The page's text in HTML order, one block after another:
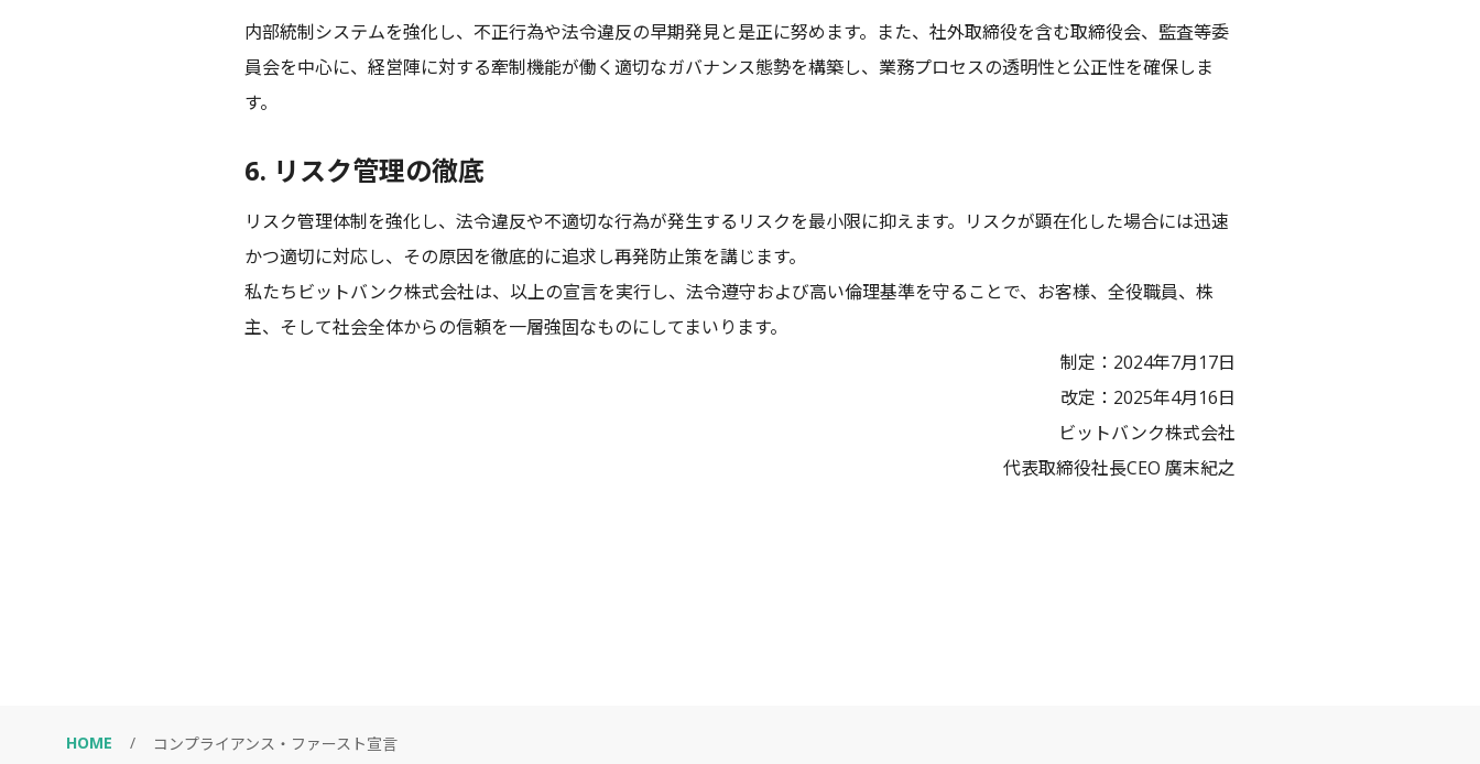
内部統制システムを強化し、不正行為や法令違反の早期発見と是正に努めます。また、社外取締役を含む取締役会、監査等委
員会を中心に、経営陣に対する牽制機能が働く適切なガバナンス態勢を構築し、業務プロセスの透明性と公正性を確保しま
す。
6. リスク管理の徹底
リスク管理体制を強化し、法令違反や不適切な行為が発生するリスクを最小限に抑えます。リスクが顕在化した場合には迅速
かつ適切に対応し、その原因を徹底的に追求し再発防止策を講じます。
私たちビットバンク株式会社は、以上の宣言を実行し、法令遵守および高い倫理基準を守ることで、お客様、全役職員、株
主、そして社会全体からの信頼を一層強固なものにしてまいります。
制定：2024年7月17日
改定：2025年4月16日
ビットバンク株式会社
代表取締役社長CEO 廣末紀之
HOME / コンプライアンス・ファースト宣言